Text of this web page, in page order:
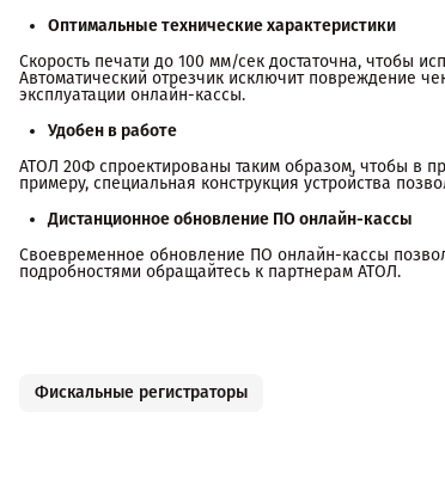
Оптимальные технические характеристики
Скорость печати до 100 мм/сек достаточна, чтобы
Автоматический отрезчик исключит повреждение
эксплуатации онлайн-кассы.
Удобен в работе
АТОЛ 20Ф спроектированы таким образом, чтобы в
примеру, специальная конструкция устройства
Дистанционное обновление ПО онлайн-кассы
Своевременное обновление ПО онлайн-кассы
подробностями обращайтесь к партнерам АТОЛ.
Фискальные регистраторы